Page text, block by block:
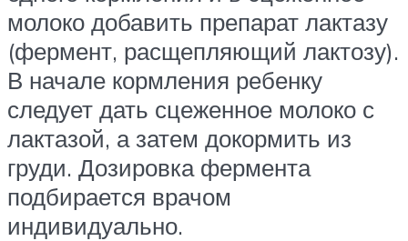
молоко добавить препарат лактазу
(фермент, расщепляющий лактозу).
В начале кормления ребенку
следует дать сцеженное молоко с
лактазой, а затем докормить из
груди. Дозировка фермента
подбирается врачом
индивидуально.